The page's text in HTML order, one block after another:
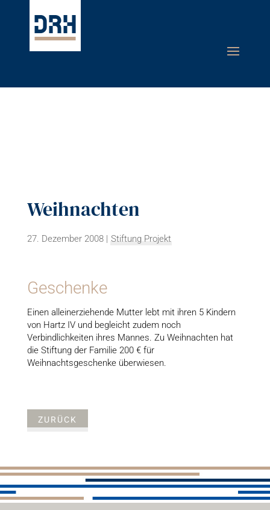
Weihnachten
27. Dezember 2008| Stiftung Projekt
Geschenke
Einen alleinerziehende Mutter lebt mit ihren 5 Kindern
von Hartz IV und begleicht zudem noch
Verbindlichkeiten ihres Mannes. Zu Weihnachten hat
die Stiftung der Familie 200 € für
Weihnachtsgeschenke überwiesen.
ZURÜCK